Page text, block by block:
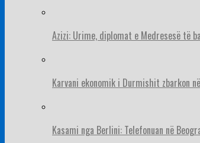
Azizi: Urime, diplomat e Medresesë të
Karvani ekonomik i Durmishit zbarkon
Kasami nga Berlini: Telefonuan në